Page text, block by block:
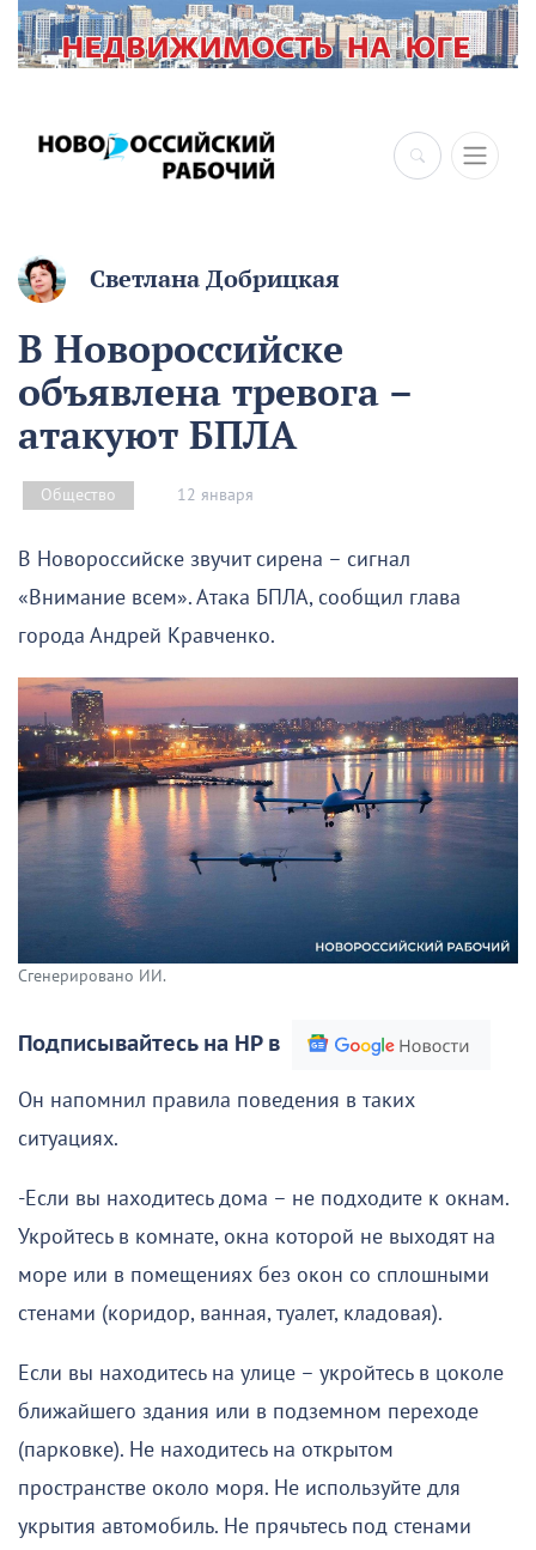
×
Светлана Добрицкая
В Новороссийске
объявлена тревога –
атакуют БПЛА
Общество 12 января
В Новороссийске звучит сирена – сигнал
«Внимание всем». Атака БПЛА, сообщил глава
города Андрей Кравченко.
Сгенерировано ИИ.
Подписывайтесь на НР в
Он напомнил правила поведения в таких
ситуациях.
-Если вы находитесь дома – не подходите к окнам.
Укройтесь в комнате, окна которой не выходят на
море или в помещениях без окон со сплошными
стенами (коридор, ванная, туалет, кладовая).
Если вы находитесь на улице – укройтесь в цоколе
ближайшего здания или в подземном переходе
(парковке). Не находитесь на открытом
пространстве около моря. Не используйте для
укрытия автомобиль. Не прячьтесь под стенами